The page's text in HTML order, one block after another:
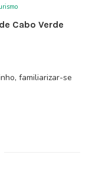
Cabo Verde
familiarizar-se